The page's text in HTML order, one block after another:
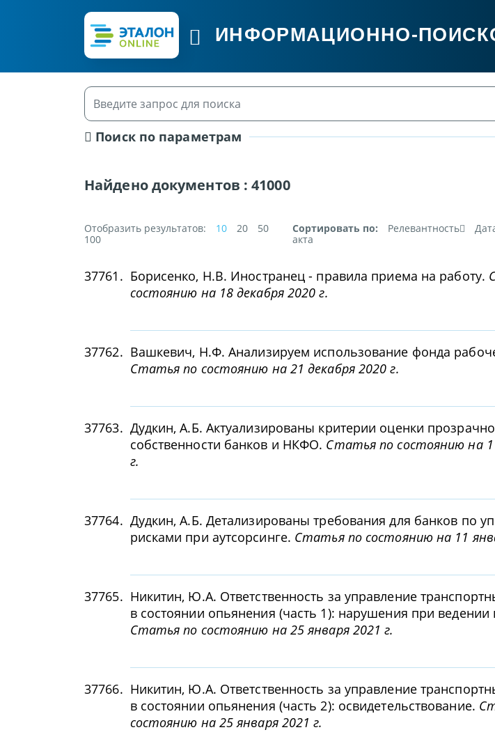
ИНФОРМАЦИОННО-
Поиск по параметрам
Найдено документов :41000
Отобразить результатов: 10 20
50
100
Сортировать по: Релевантность
акта
37761. Борисенко, Н.В. Иностранец - правила приема на работу.
состоянию на 18 декабря 2020 г.
37762. Вашкевич, Н.Ф. Анализируем использование фонда
Статья по состоянию на 21 декабря 2020 г.
37763. Дудкин, А.Б. Актуализированы критерии оценки
собственности банков и НКФО. Статья по состоянию на
г.
37764. Дудкин, А.Б. Детализированы требования для банков по
рисками при аутсорсинге. Статья по состоянию на 11
37765. Никитин, Ю.А. Ответственность за управление
в состоянии опьянения (часть 1): нарушения при ведении
Статья по состоянию на 25 января 2021 г.
37766. Никитин, Ю.А. Ответственность за управление
в состоянии опьянения (часть 2): освидетельствование.
состоянию на 25 января 2021 г.